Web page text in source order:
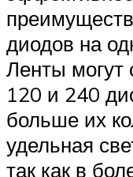
диодов на
Ленты могут
120 и 240
больше их
удельная
так как в